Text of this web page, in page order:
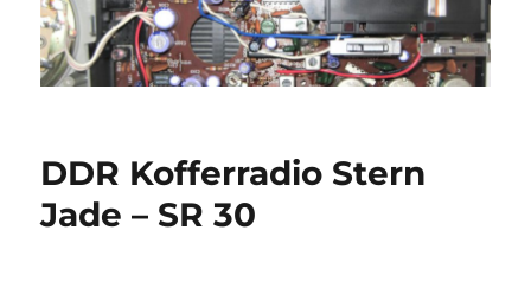
DDR Kofferradio Stern
Jade – SR 30